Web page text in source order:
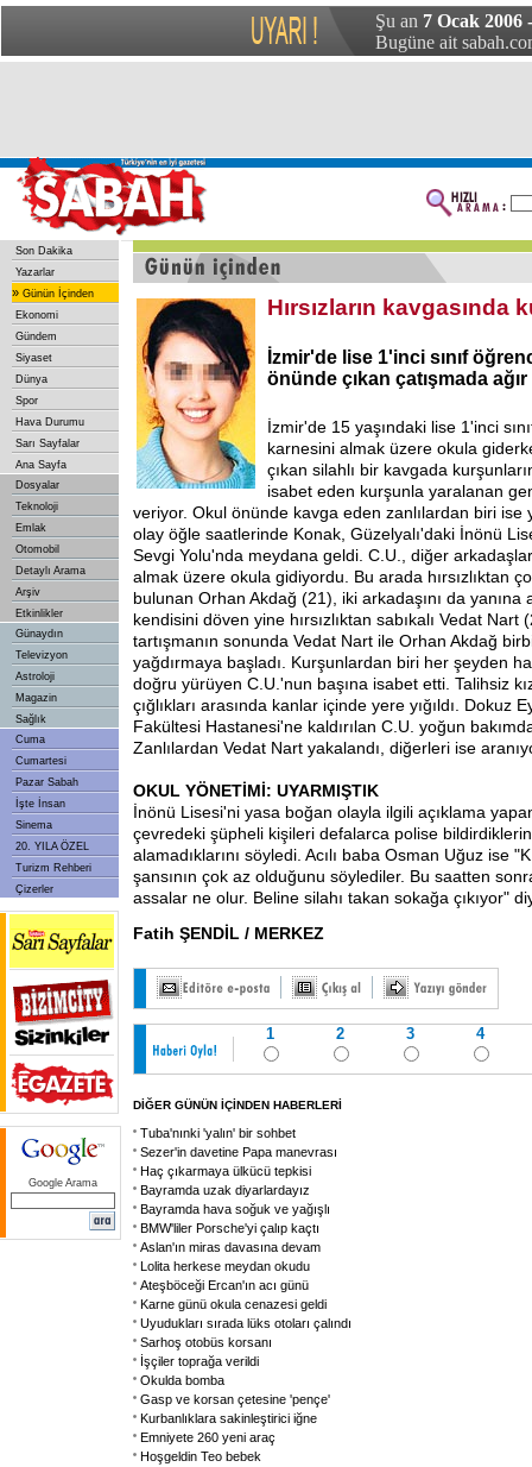
Şu an 7 Ocak 2006
Bugüne ait
Son Dakika
Yazarlar
» Günün İçinden
Ekonomi
Gündem
Siyaset
Dünya
Spor
Hava Durumu
Sarı Sayfalar
Ana Sayfa
Dosyalar
Teknoloji
Emlak
Otomobil
Detaylı Arama
Arşiv
Etkinlikler
Günaydın
Televizyon
Astroloji
Magazin
Sağlık
Cuma
Cumartesi
Pazar Sabah
İşte İnsan
Sinema
20. YILA ÖZEL
Turizm Rehberi
Çizerler
Google Arama
Hırsızların kavgasında
İzmir'de lise 1'inci sınıf
önünde çıkan çatışmada ağır
İzmir'de 15 yaşındaki lise 1'inci
karnesini almak üzere okula
çıkan silahlı bir kavgada
isabet eden kurşunla yaralanan
veriyor. Okul önünde kavga eden zanlılardan biri ise
olay öğle saatlerinde Konak, Güzelyalı'daki İnönü
Sevgi Yolu'nda meydana geldi. C.U., diğer
almak üzere okula gidiyordu. Bu arada hırsızlıktan
bulunan Orhan Akdağ (21), iki arkadaşını da yanına
kendisini döven yine hırsızlıktan sabıkalı Vedat Nart
tartışmanın sonunda Vedat Nart ile Orhan Akdağ
yağdırmaya başladı. Kurşunlardan biri her şeyden
doğru yürüyen C.U.'nun başına isabet etti. Talihsiz
çığlıkları arasında kanlar içinde yere yığıldı. Dokuz
Fakültesi Hastanesi'ne kaldırılan C.U. yoğun
Zanlılardan Vedat Nart yakalandı, diğerleri ise
OKUL YÖNETİMİ: UYARMIŞTIK
İnönü Lisesi'ni yasa boğan olayla ilgili açıklama
çevredeki şüpheli kişileri defalarca polise
alamadıklarını söyledi. Acılı baba Osman Uğuz ise
şansının çok az olduğunu söylediler. Bu saatten
assalar ne olur. Beline silahı takan sokağa çıkıyor"
Fatih ŞENDİL / MERKEZ
1 2 3 4
DİĞER GÜNÜN İÇİNDEN HABERLERİ
Tuba'nınki 'yalın' bir sohbet
Sezer'in davetine Papa manevrası
Haç çıkarmaya ülkücü tepkisi
Bayramda uzak diyarlardayız
Bayramda hava soğuk ve yağışlı
BMW'liler Porsche'yi çalıp kaçtı
Aslan'ın miras davasına devam
Lolita herkese meydan okudu
Ateşböceği Ercan'ın acı günü
Karne günü okula cenazesi geldi
Uyudukları sırada lüks otoları çalındı
Sarhoş otobüs korsanı
İşçiler toprağa verildi
Okulda bomba
Gasp ve korsan çetesine 'pençe'
Kurbanlıklara sakinleştirici iğne
Emniyete 260 yeni araç
Hoşgeldin Teo bebek